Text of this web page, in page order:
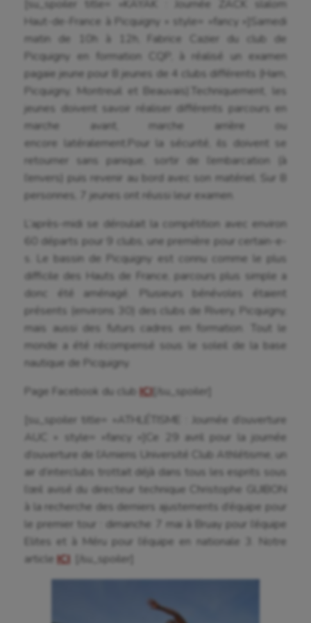
Athlétisme
Auto
Aviron
Ballon au poing
[su_spoiler title= »KAYAK : Journée ZACK slalom
Haut-de-France à Picquigny » style= »fancy »]
Samedi
matin de 10h à 12h, Fabrice Cazier du club de
Picquigny en formation CQP, à réalisé un examen
pagaie jeune pour 8 jeunes de 4 clubs différents (Ham,
Picquigny, Montreuil et Beauvais).
Techniquement, les
jeunes doivent savoir réaliser différents parcours en
marche avant, marche arrière ou
encore latéralement.
Pour la sécurité, ils doivent se
retourner sans panique, sortir de l’embarcation (à
l’envers) puis revenir au bord avec son matériel. Sur 8
personnes, 7 jeunes ont réussi leur examen.
L’après-midi se déroulait la compétition avec environ
60 départs pour 9 clubs, une première pour certain-e-
s. Le bassin de Picquigny est connu comme le plus
difficile des Hauts de France, parcours plus simple a
donc été aménagé. Plusieurs bénévoles étaient
présents (environs 30) des clubs de Rivery, Picquigny,
mais aussi des futurs cadres en formation. Tout le
monde a été récompensé sous le soleil de la base
nautique de Picquigny.
Page Facebook du club ICI[/su_spoiler]
[su_spoiler title= »ATHLÉTISME : Journée d’ouverture
AUC » style= »fancy »]Ce 29 avril pour la journée
d’ouverture de l’Amiens Université Club Athlétisme, un
air d’interclubs trottait déjà dans tous les esprits sous
l’œil avisé du directeur technique Christophe GUIBON
à la recherche des derniers ajustements d’équipe pour
le premier tour : dimanche 7 mai à Bruay pour l’équipe
Elites et à Méru pour l’équipe en nationale 3. Notre
article ICI . [/su_spoiler]